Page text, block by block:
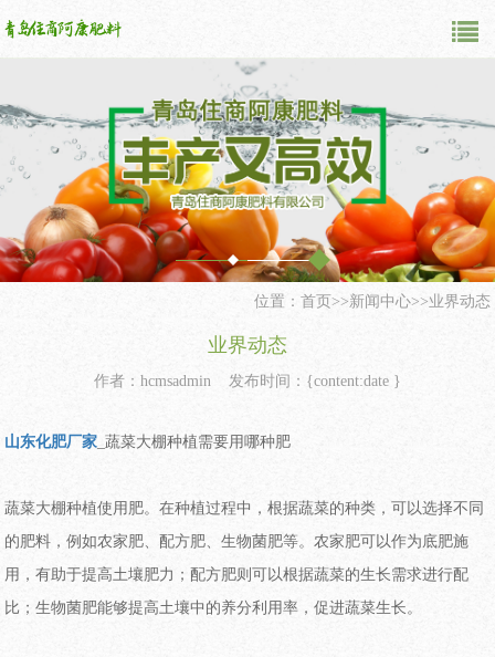
位置： 首页 >>新闻中心>>业界动态
业界动态
作者：hcmsadmin 发布时间：{content:date }
山东化肥厂家 _蔬菜大棚种植需要用哪种肥
蔬菜大棚种植使用肥。在种植过程中，根据蔬菜的种类，可以选择不同
的肥料，例如农家肥、配方肥、生物菌肥等。农家肥可以作为底肥施
用，有助于提高土壤肥力；配方肥则可以根据蔬菜的生长需求进行配
比；生物菌肥能够提高土壤中的养分利用率，促进蔬菜生长。